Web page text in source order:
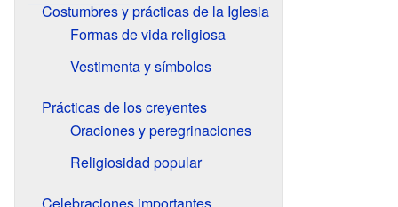
Costumbres y prácticas de la Iglesia
Formas de vida religiosa
Vestimenta y símbolos
Prácticas de los creyentes
Oraciones y peregrinaciones
Religiosidad popular